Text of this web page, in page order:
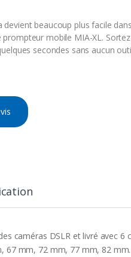
devient beaucoup plus facile
prompteur mobile MIA-XL.
secondes sans aucun
caméras DSLR et livré avec 6
67 mm, 72 mm, 77 mm, 82